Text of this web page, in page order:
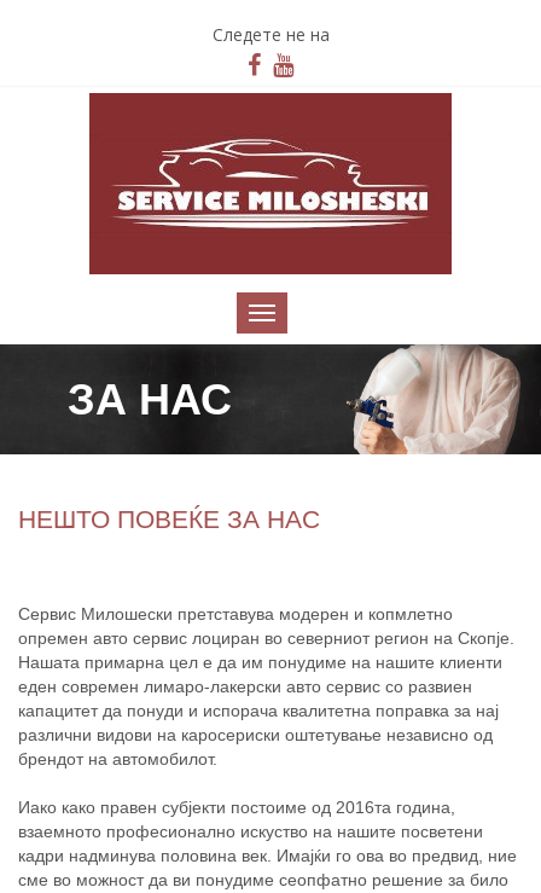
Следете не на
ЗА НАС
НЕШТО ПОВЕЌЕ ЗА НАС
Сервис Милошески претставува модерен и копмлетно
опремен авто сервис лоциран во северниот регион на Скопје.
Нашата примарна цел е да им понудиме на нашите клиенти
еден современ лимаро-лакерски авто сервис со развиен
капацитет да понуди и испорача квалитетна поправка за нај
различни видови на каросериски оштетување независно од
брендот на автомобилот.
Иако како правен субјекти постоиме од 2016та година,
взаемното професионално искуство на нашите посветени
кадри надминува половина век. Имајќи го ова во предвид, ние
сме во можност да ви понудиме сеопфатно решение за било